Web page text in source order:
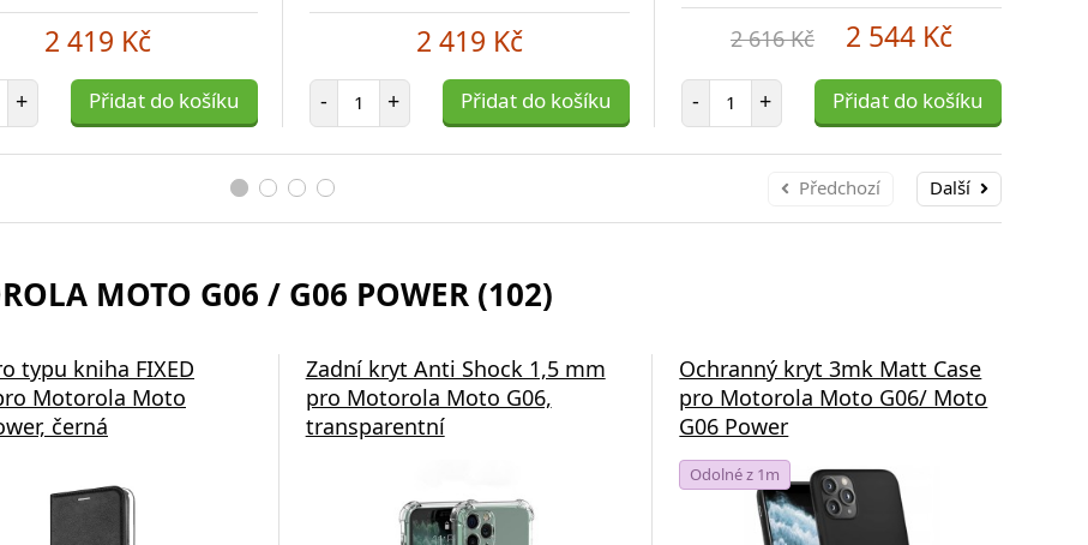
2 419 Kč
položek
+ Přidat do košíku
2 419 Kč
- Počet položek
+ Přidat do košíku
2 616 Kč 2 544 Kč
- Počet položek
+ Přidat do košíku
Předchozí Další
MOTO G06 / G06 POWER (102)
typu kniha FIXED
Motorola Moto
černá
Zadní kryt Anti Shock 1,5 mm
pro Motorola Moto G06,
transparentní
Ochranný kryt 3mk Matt Case
pro Motorola Moto G06/ Moto
G06 Power
Odolné z 1m